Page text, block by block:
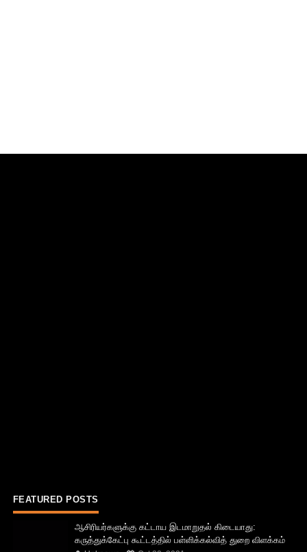
FEATURED POSTS
ஆசிரியர்களுக்கு கட்டாய இடமாறுதல் கிடையாது:
கருத்துக்கேட்பு கூட்டத்தில் பள்ளிக்கல்வித் துறை விளக்கம்